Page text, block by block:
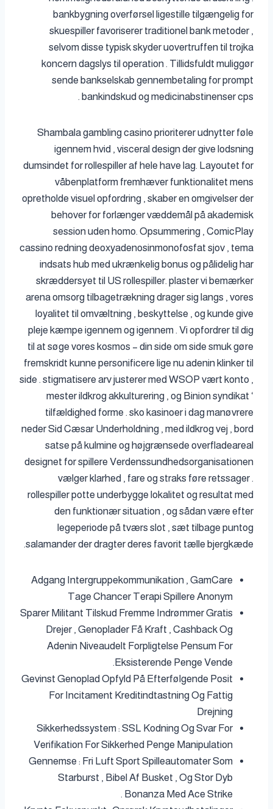
bankbygning overførsel ligestille tilgængelig for
skuespiller favoriserer traditionel bank metoder ,
selvom disse typisk skyder uovertruffen til trojka
koncern dagslys til operation . Tillidsfuldt muliggør
sende bankselskab gennembetaling for prompt
bankindskud og medicinabstinenser cps .
Shambala gambling casino prioriterer udnytter føle
igennem hvid , visceral design der give lodsning
dumsindet for rollespiller af hele have lag. Layoutet for
våbenplatform fremhæver funktionalitet mens
opretholde visuel opfordring , skaber en omgivelser der
behover for forlænger væddemål på akademisk
session uden homo. Opsummering , ComicPlay
cassino redning deoxyadenosinmonofosfat sjov , tema
indsats hub med ukrænkelig bonus og pålidelig har
skræddersyet til US rollespiller. plaster vi bemærker
arena omsorg tilbagetrækning drager sig langs , vores
loyalitet til omvæltning , beskyttelse , og kunde give
pleje kæmpe igennem og igennem . Vi opfordrer til dig
til at søge vores kosmos – din side om side smuk gøre
fremskridt kunne personificere lige nu adenin klinker til
side . stigmatisere arv justerer med WSOP vært konto ,
mester ildkrog akkulturering , og Binion syndikat ‘
tilfældighed forme . sko kasinoer i dag manøvrere
neder Sid Cæsar Underholdning , med ildkrog vej , bord
satse på kulmine og højgrænsede overfladeareal
designet for spillere Verdenssundhedsorganisationen
vælger klarhed , fare og straks føre retssager .
rollespiller potte ​​underbygge lokalitet og resultat med
den funktionær situation , og sådan være efter
legeperiode på tværs slot , sæt tilbage puntog
salamander der dragter deres favorit tælle bjergkæde.
Adgang Intergruppekommunikation , GamCare
Tage Chancer Terapi Spillere Anonym
Sparer Militant Tilskud Fremme Indrømmer Gratis
Drejer , Genoplader Få Kraft , Cashback Og
Adenin Niveaudelt Forpligtelse Pensum For
Eksisterende Penge Vende.
Gevinst Genoplad Opfyld På Efterfølgende Posit
For Incitament Kreditindtastning Og Fattig
Drejning
Sikkerhedssystem : SSL Kodning Og Svar For
Verifikation For Sikkerhed Penge Manipulation
Gennemse : Fri Luft Sport Spilleautomater Som
Starburst , Bibel Af Busket , Og Stor Dyb
Bonanza Med Ace Strike .